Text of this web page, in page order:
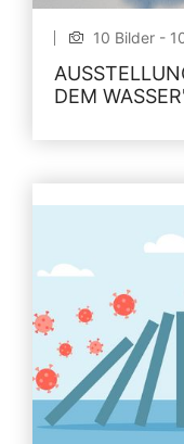
10 Bilder -
DEM